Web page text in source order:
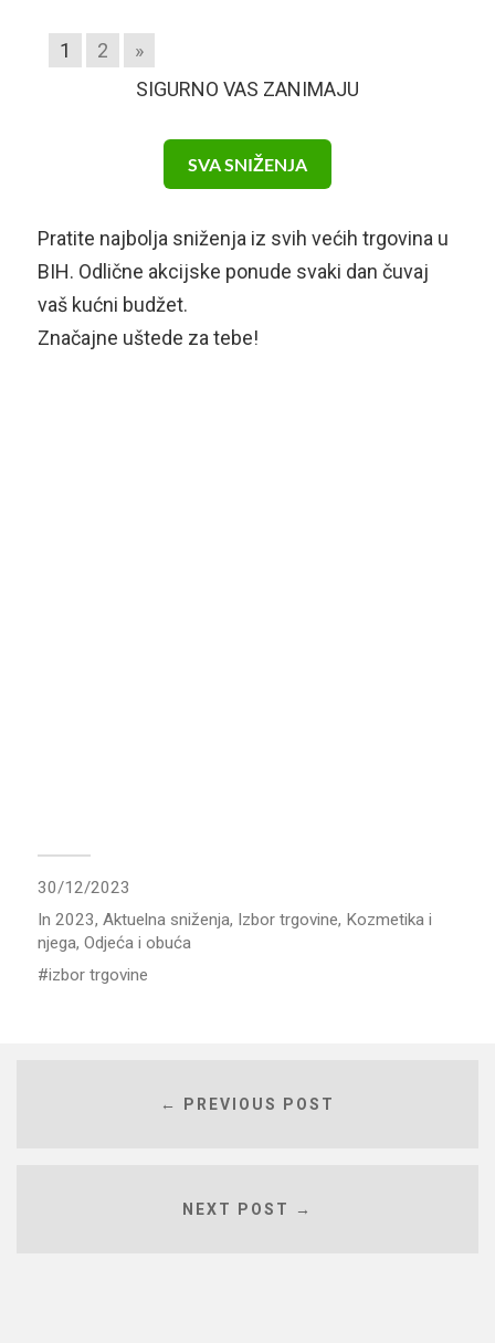
1 2
»
SIGURNO VAS ZANIMAJU
SVA SNIŽENJA
Pratite najbolja sniženja iz svih većih trgovina u
BIH. Odlične akcijske ponude svaki dan čuvaj
vaš kućni budžet.
Značajne uštede za tebe!
30/12/2023
In 2023, Aktuelna sniženja, Izbor trgovine, Kozmetika i
njega, Odjeća i obuća
izbor trgovine
← PREVIOUS POST
NEXT POST →